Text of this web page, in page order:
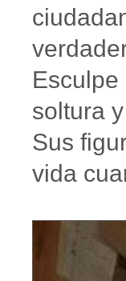
soltura
Sus
vida